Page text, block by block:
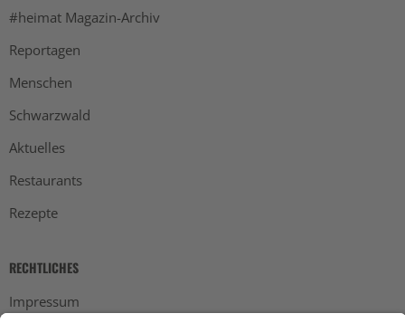
#heimat Magazin-Archiv
Reportagen
Menschen
Schwarzwald
Aktuelles
Restaurants
Rezepte
RECHTLICHES
Impressum